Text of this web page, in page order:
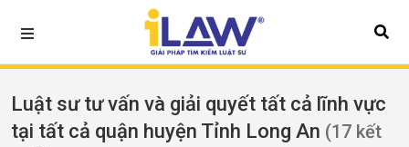
Luật sư tư vấn và giải quyết tất cả lĩnh vực
tại tất cả quận huyện Tỉnh Long An (17 kết